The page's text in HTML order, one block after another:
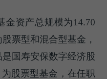
金资产总规模为14.70
票型和混合型基金，
国寿安保数字经济股
股票型基金，在任职